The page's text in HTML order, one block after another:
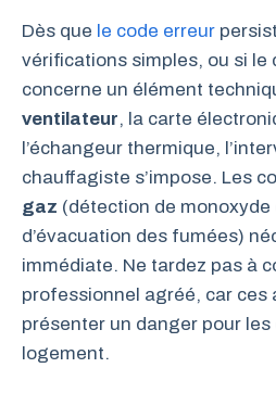
Dès que le code erreur
vérifications simples, ou si
concerne un élément
ventilateur, la carte
l’échangeur thermique,
chauffagiste s’impose. Les
gaz (détection de
d’évacuation des fumées)
immédiate. Ne tardez pas à
professionnel agréé, car ces
présenter un danger pour
logement.